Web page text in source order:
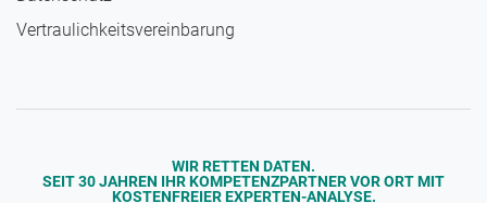
Vertraulichkeits­vereinbarung
WIR RETTEN DATEN.
SEIT 30 JAHREN IHR KOMPETENZPARTNER VOR ORT MIT
KOSTENFREIER EXPERTEN-ANALYSE.